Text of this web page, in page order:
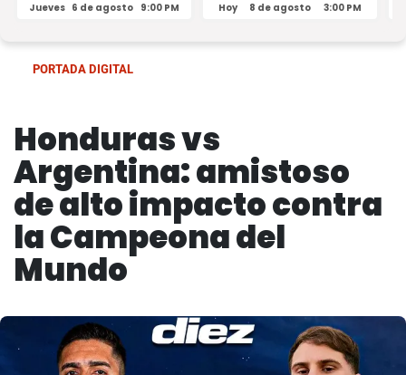
Jueves 6 de agosto 9:00 PM Hoy 8 de agosto 3:00 PM
PORTADA DIGITAL
Honduras vs
Argentina: amistoso
de alto impacto contra
la Campeona del
Mundo